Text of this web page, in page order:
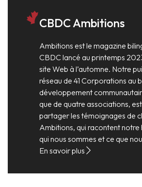
CBDC Ambitions
Ambitions est le magazine
CBDC lancé au printemps
site Web à l’automne. Notre
réseau de 41 Corporations au
développement
que de quatre associations,
partager les témoignages de
Ambitions, qui racontent notre
qui nous sommes et ce que
En savoir plus